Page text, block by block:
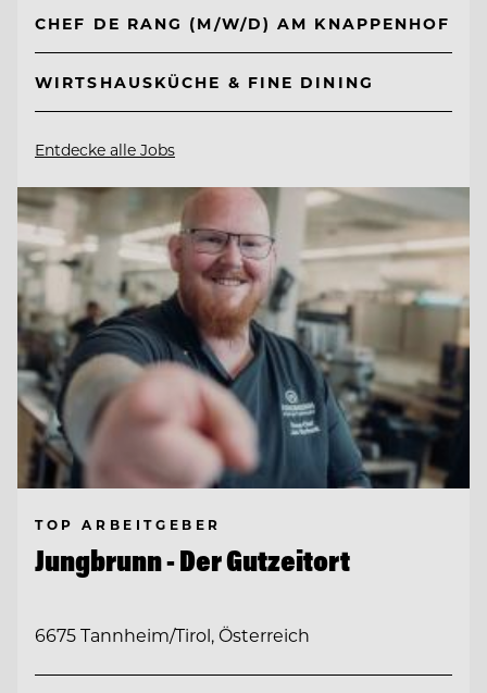
CHEF DE RANG (M/W/D) AM KNAPPENHOF
WIRTSHAUSKÜCHE & FINE DINING
Entdecke alle Jobs
TOP ARBEITGEBER
Jungbrunn - Der Gutzeitort
6675 Tannheim/Tirol, Österreich